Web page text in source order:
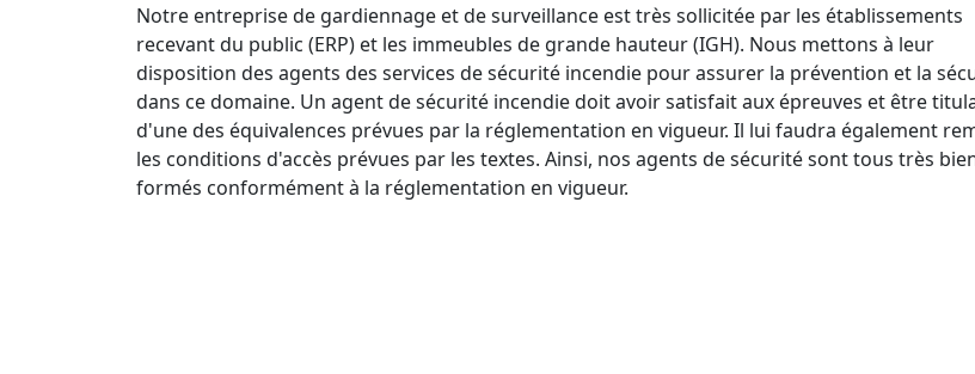
Notre entreprise de gardiennage et de surveillance est très sollicitée par les établissements
recevant du public (ERP) et les immeubles de grande hauteur (IGH). Nous mettons à leur
disposition des agents des services de sécurité incendie pour assurer la prévention et la
dans ce domaine. Un agent de sécurité incendie doit avoir satisfait aux épreuves et être
d'une des équivalences prévues par la réglementation en vigueur. Il lui faudra également
les conditions d'accès prévues par les textes. Ainsi, nos agents de sécurité sont tous très
formés conformément à la réglementation en vigueur.